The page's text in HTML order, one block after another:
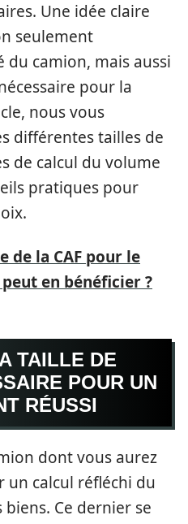
Une idée claire
seulement
du camion, mais aussi
pour la
nous vous
différentes tailles de
de calcul du volume
pratiques pour
de la CAF pour le
en bénéficier ?
TAILLE DE
POUR UN
RÉUSSI
dont vous aurez
un calcul réfléchi du
Ce dernier se